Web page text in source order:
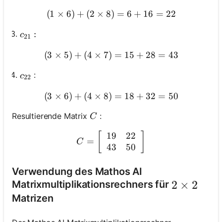
(1 \times 6)+(2 \times
(1 × 6) + (2 × 8) = 6 + 16 = 22
c_{21}:
c21 :
(3 \times 5)+(4 \times
(3 × 5) + (4 × 7) = 15 + 28 = 43
c_{22}
c22 :
(3 \times 6)+(4 \times
(3 × 6) + (4 × 8) = 18 + 32 = 50
Resultierende Matrix C
C:
C=\left[\begin{array}{ll}
C =
19
43
22
50
Verwendung des Mathos AI
Matrixmultiplikationsrechners für 2 \times 2
2 × 2
Matrizen